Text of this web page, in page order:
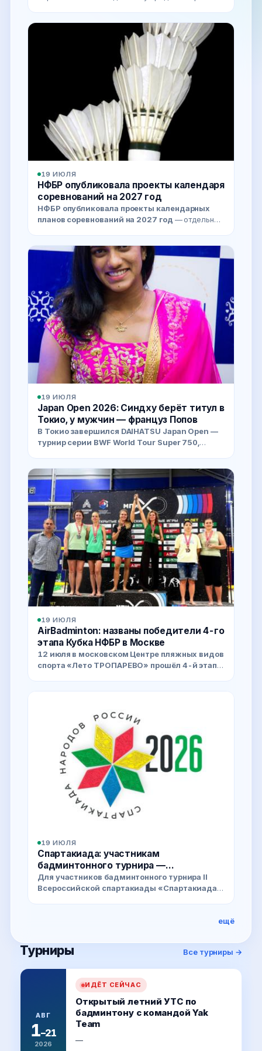
19 ИЮЛЯ
НФБР опубликовала проекты календаря
соревнований на 2027 год
НФБР опубликовала проекты календарных
планов соревнований на 2027 год — отдельно
19 ИЮЛЯ
Japan Open 2026: Синдху берёт титул в
Токио, у мужчин — француз Попов
В Токио завершился DAIHATSU Japan Open —
турнир серии BWF World Tour Super 750,
19 ИЮЛЯ
AirBadminton: названы победители 4-го
этапа Кубка НФБР в Москве
12 июля в московском Центре пляжных видов
спорта «Лето ТРОПАРЕВО» прошёл 4-й этап
19 ИЮЛЯ
Спартакиада: участникам
бадминтонного турнира —
обязательный вебинар по антидопингу
Для участников бадминтонного турнира II
Всероссийской спартакиады «Спартакиада
ещё
Турниры Все турниры →
АВГ
1–21
2026
Открытый летний УТС по
бадминтону с командой Yak
Team
—
ИДЁТ СЕЙЧАС